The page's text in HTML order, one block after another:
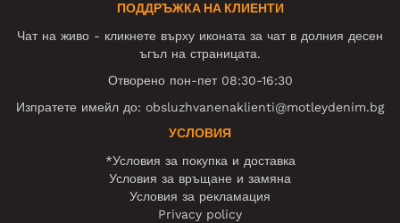
ПОДДРЪЖКА НА КЛИЕНТИ
Чат на живо - кликнете върху иконата за чат в долния десен
ъгъл на страницата.
Отворено пон-пет 08:30-16:30
Изпратете имейл до: obsluzhvanenaklienti@motleydenim.bg
УСЛОВИЯ
*Условия за покупка и доставка
Условия за връщане и замяна
Условия за рекламация
Privacy policy